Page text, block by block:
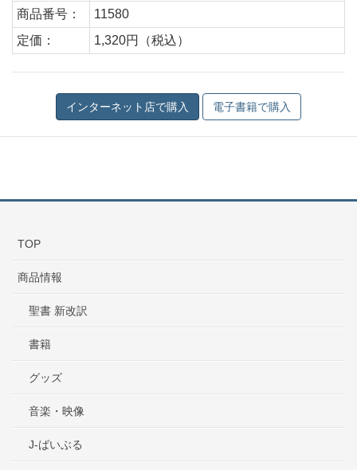
商品番号：
11580
定価：
1,320円（税込）
電子書籍で購入
TOP
商品情報
聖書 新改訳
書籍
グッズ
音楽・映像
J-ばいぶる